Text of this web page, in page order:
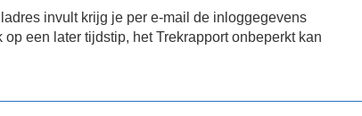
invult krijg je per e-mail de inloggegevens
op een later tijdstip, het Trekrapport onbeperkt kan